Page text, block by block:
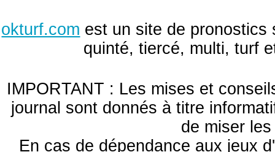
okturf.com est un site de pronostics
quinté, tiercé, multi, turf
IMPORTANT : Les mises et
journal sont donnés à titre
de miser
En cas de dépendance aux jeux